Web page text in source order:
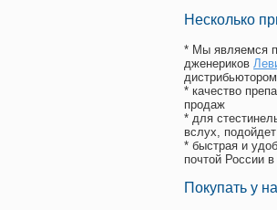
Несколько
* Мы являемся
дженериков
* качество
продаж
* для
вслух,
* быстрая и
почтой России
Покупать у